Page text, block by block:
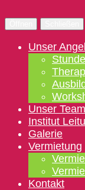
Unser
Unser Team
Institut
Galerie
Vermietung
Kontakt